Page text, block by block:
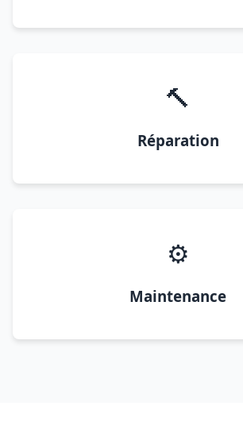
🔨
Réparation
⚙️
Maintenance